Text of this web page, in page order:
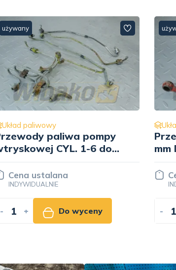
używany
Układ paliwowy
paliwowy D= 10
Deutz 02409660
Cena ustalana
INDYWIDUALNIE
- + Do wyceny
mm
-